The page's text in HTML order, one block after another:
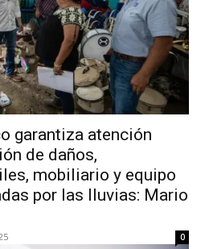
garantiza atención
de daños,
mobiliario y equipo
por las lluvias: Mario
0